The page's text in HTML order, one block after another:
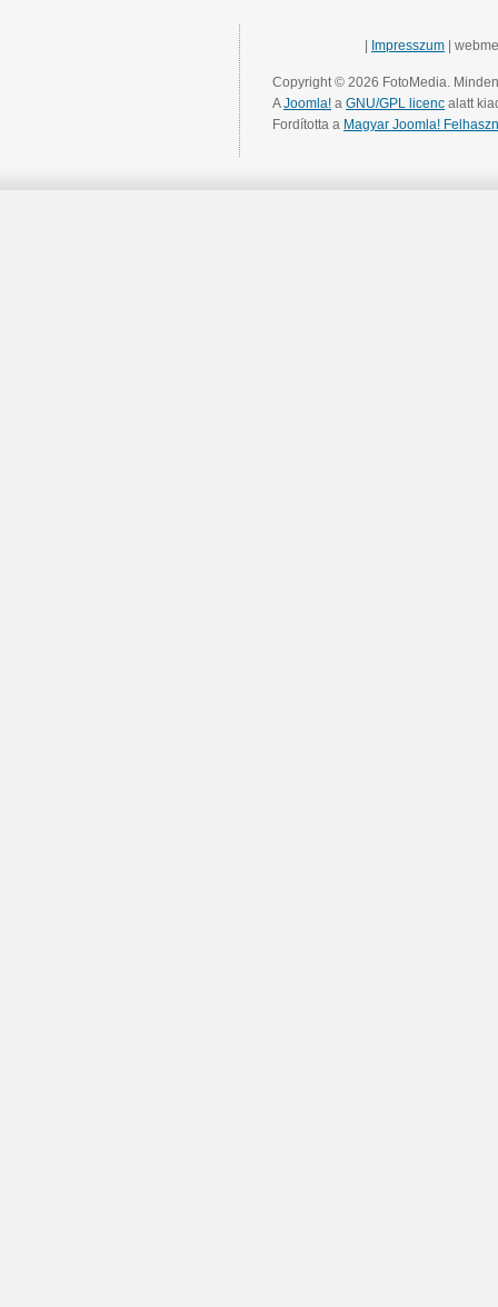
Impresszum |
Copyright © 2026 FotoMedia.
AJoomla! a GNU/GPL licenc alatt
Fordította a Magyar Joomla!